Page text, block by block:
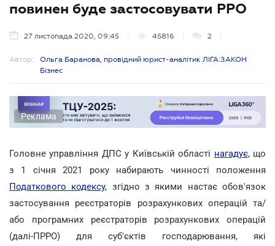
повинен буде застосовувати РРО
27 листопада 2020, 09:45 45816 2
Автор:
Ольга Баранова, провідний юрист-аналітик ЛІГА:ЗАКОН
Бізнес
Реклама
Головне управління ДПС у Київській області нагадує, що
з 1 січня 2021 року набирають чинності положення
Податкового кодексу, згідно з якими настає обов'язок
застосування реєстраторів розрахункових операцій та/
або програмних реєстраторів розрахункових операцій
(далі-ПРРО) для суб'єктів господарювання, які